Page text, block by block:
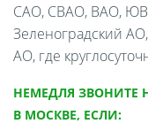
САО, СВАО, ВАО,
Зеленоградский
АО, где
НЕМЕДЛЯ ЗВОНИТЕ
В МОСКВЕ, ЕСЛИ: